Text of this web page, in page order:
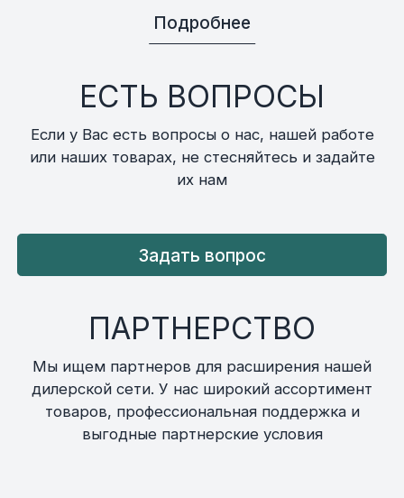
Подробнее
ЕСТЬ ВОПРОСЫ
Если у Вас есть вопросы о нас, нашей работе
или наших товарах, не стесняйтесь и задайте
их нам
Задать вопрос
ПАРТНЕРСТВО
Мы ищем партнеров для расширения нашей
дилерской сети. У нас широкий ассортимент
товаров, профессиональная поддержка и
выгодные партнерские условия